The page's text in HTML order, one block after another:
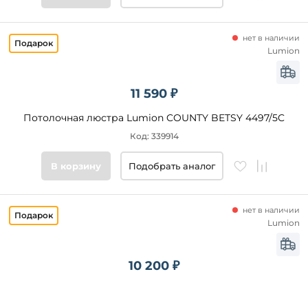
11 590 ₽
Потолочная люстра Lumion COUNTY BETSY 4497/5C
нет в наличии
Код: 339914
Lumion
В корзину Подобрать аналог
10 200 ₽
нет в наличии
Lumion